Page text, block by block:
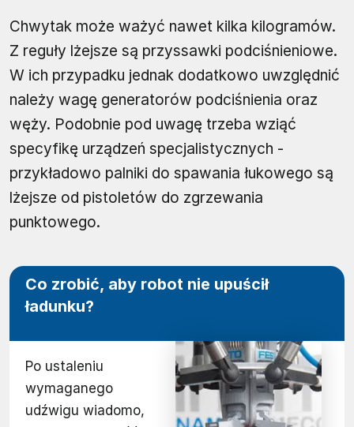
Chwytak może ważyć nawet kilka kilogramów.
Z reguły lżejsze są przyssawki podciśnieniowe.
W ich przypadku jednak dodatkowo uwzględnić
należy wagę generatorów podciśnienia oraz
węży. Podobnie pod uwagę trzeba wziąć
specyfikę urządzeń specjalistycznych -
przykładowo palniki do spawania łukowego są
lżejsze od pistoletów do zgrzewania
punktowego.
Co zrobić, aby robot nie upuścił
ładunku?
Po ustaleniu
wymaganego
udźwigu wiadomo,